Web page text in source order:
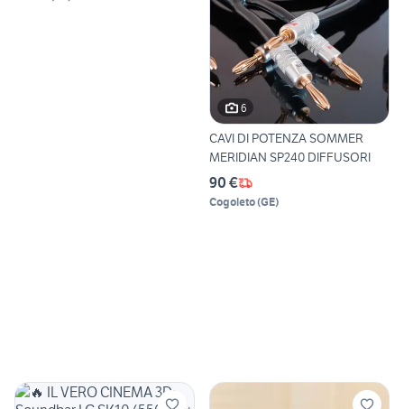
6
CAVI DI POTENZA SOMMER
MERIDIAN SP240 DIFFUSORI
90 €
Cogoleto(GE)